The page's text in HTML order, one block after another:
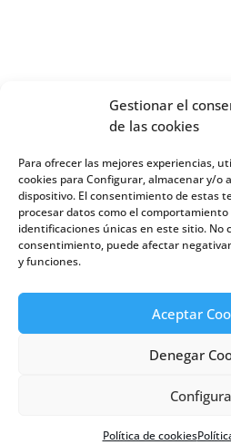
Gestionar el
de las cookies
Para ofrecer las mejores experiencias,
cookies para Configurar, almacenar y/o
dispositivo. El consentimiento de estas
procesar datos como el
identificaciones únicas en este sitio. No
consentimiento, puede afectar
y funciones.
Aceptar
Denegar
Política de cookies
Web creada por Bit
Aviso legal/Política de cookies